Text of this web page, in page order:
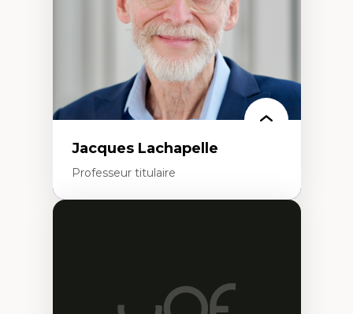
Résistances et droits numériques
Internet des objets
Problématiques relatives à l’intelligence
artificielle, l’apprentissage machine et les
hautes technologies
Féminismes et nouvelles technologies
Jacques Lachapelle
Professeur titulaire
l'environnement bâti
Conception de projet en milieu existant
Analyse critique en architecture et